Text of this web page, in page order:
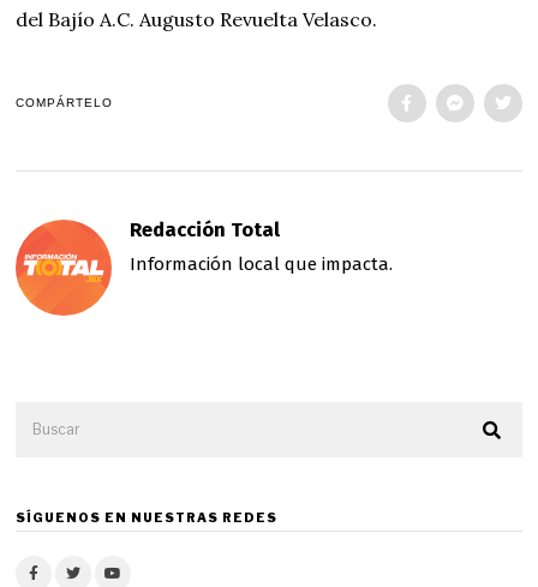
del Bajío A.C. Augusto Revuelta Velasco.
COMPÁRTELO
Redacción Total
Información local que impacta.
SÍGUENOS EN NUESTRAS REDES